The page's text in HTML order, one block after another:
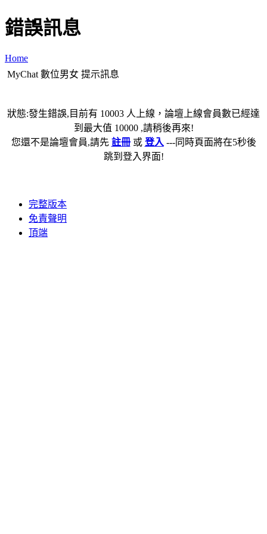
錯誤訊息
Home
MyChat 數位男女 提示訊息
狀態:發生錯誤,目前有 10003 人上線，論壇上線會員數已經達
到最大值 10000 ,請稍後再來!
您還不是論壇會員,請先 註冊或 登入 ---同時頁面將在5秒後
跳到登入界面!
完整版本
免責聲明
頂端